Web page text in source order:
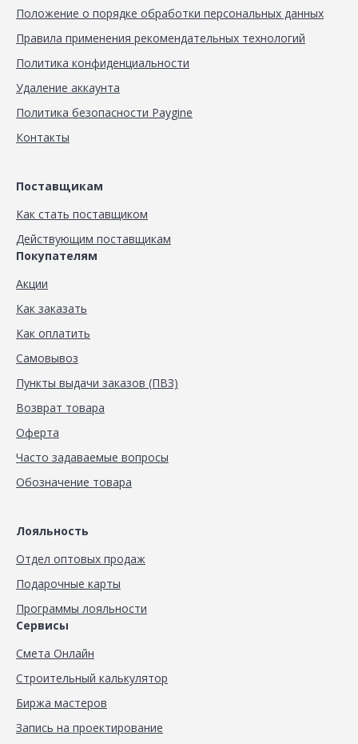
Положение о порядке обработки персональных данных
Правила применения рекомендательных технологий
Политика конфиденциальности
Удаление аккаунта
Политика безопасности Paygine
Контакты
Поставщикам
Как стать поставщиком
Действующим поставщикам
Покупателям
Акции
Как заказать
Как оплатить
Самовывоз
Пункты выдачи заказов (ПВЗ)
Возврат товара
Оферта
Часто задаваемые вопросы
Обозначение товара
Лояльность
Отдел оптовых продаж
Подарочные карты
Программы лояльности
Сервисы
Смета Онлайн
Строительный калькулятор
Биржа мастеров
Запись на проектирование